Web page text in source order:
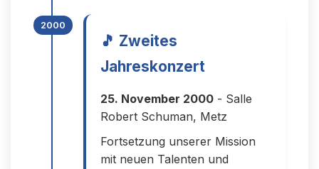
2000
🎵 Zweites
Jahreskonzert
25. November 2000 - Salle
Robert Schuman, Metz
Fortsetzung unserer Mission
mit neuen Talenten und